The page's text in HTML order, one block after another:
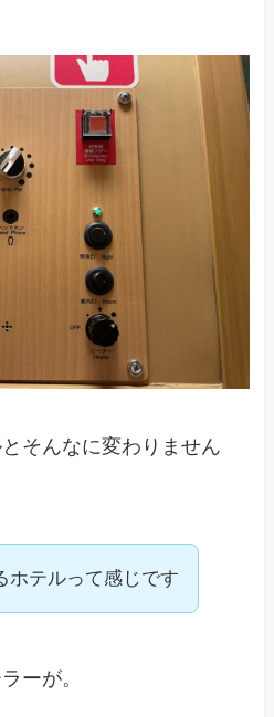
そんなに変わりません
ホテルって感じです
ーが。